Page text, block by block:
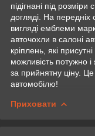
підігнані під
догляді. На передніх
вигляді емблеми
авточохли в салоні
кріплень, які
можливість потужно
за прийнятну ціну.
автомобілю!
Приховати